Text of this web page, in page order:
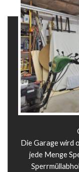
Die Garage wird
jede Menge